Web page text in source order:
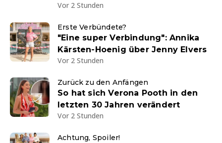
Vor 2 Stunden
Erste Verbündete?
"Eine super Verbindung": Annika
Kärsten-Hoenig über Jenny Elvers
Vor 2 Stunden
Zurück zu den Anfängen
So hat sich Verona Pooth in den
letzten 30 Jahren verändert
Vor 2 Stunden
Achtung, Spoiler!